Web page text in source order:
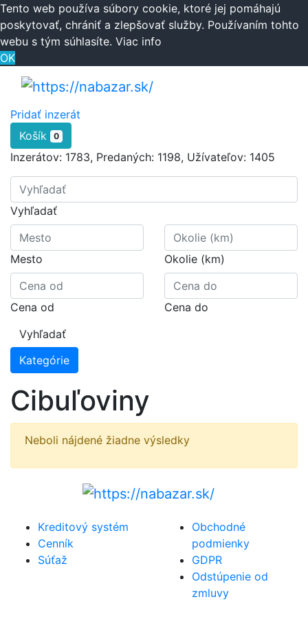
Tento web používa súbory cookie, ktoré jej pomáhajú
poskytovať, chrániť a zlepšovať služby. Používaním tohto
webu s tým súhlasíte. Viac info
OK
Pridať inzerát
Košík
0
Inzerátov: 1783, Predaných: 1198, Užívateľov: 1405
Vyhľadať
Mesto Okolie (km)
Cena od
Cena do
Vyhľadať
Kategórie
Cibuľoviny
Neboli nájdené žiadne výsledky
Kreditový systém
Cenník
Súťaž
Obchodné
podmienky
GDPR
Odstúpenie od
zmluvy